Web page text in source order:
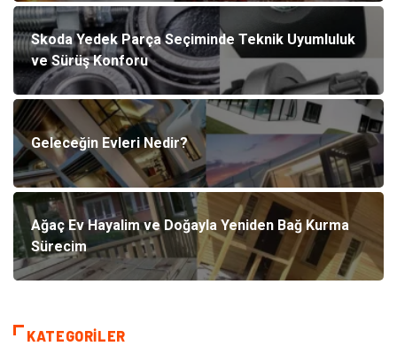
Skoda Yedek Parça Seçiminde Teknik Uyumluluk
ve Sürüş Konforu
Geleceğin Evleri Nedir?
Ağaç Ev Hayalim ve Doğayla Yeniden Bağ Kurma
Sürecim
KATEGORILER